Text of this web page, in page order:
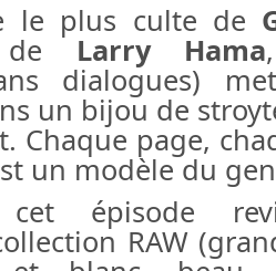
le plus culte de
Larry Hama
dialogues)
un bijou de
Chaque page,
un modèle du
cet épisode
RAW